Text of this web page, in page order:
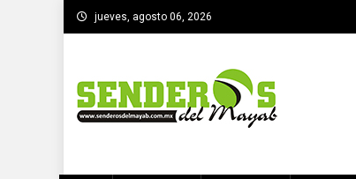
Saltar
al
jueves, agosto 06, 2026